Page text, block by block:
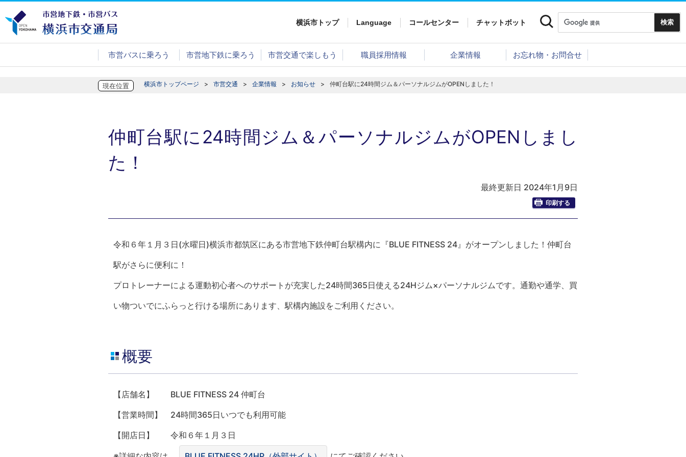
横浜市トップ Language コールセンター チャットボット
市営バスに乗ろう 市営地下鉄に乗ろう 市営交通で楽しもう 職員採用情報 企業情報 お忘れ物・お問合せ
現在位置 横浜市トップページ 市営交通 企業情報 お知らせ 仲町台駅に24時間ジム＆パーソナルジムがOPENしました！
仲町台駅に24時間ジム＆パーソナルジムがOPENしまし
た！
最終更新日 2024年1月9日
印刷する
令和６年１月３日(水曜日)横浜市都筑区にある市営地下鉄仲町台駅構内に『BLUE FITNESS 24』がオープンしました！仲町台
駅がさらに便利に！
プロトレーナーによる運動初心者へのサポートが充実した24時間365日使える24Hジム×パーソナルジムです。通勤や通学、買
い物ついでにふらっと行ける場所にあります、駅構内施設をご利用ください。
概要
【店舗名】 BLUE FITNESS 24 仲町台
【営業時間】 24時間365日いつでも利用可能
【開店日】 令和６年１月３日